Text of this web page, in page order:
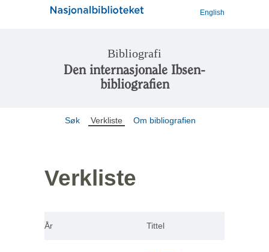
English
Bibliografi
Den internasjonale Ibsen-
bibliografien
Søk Verkliste Om bibliografien
Verkliste
År Tittel